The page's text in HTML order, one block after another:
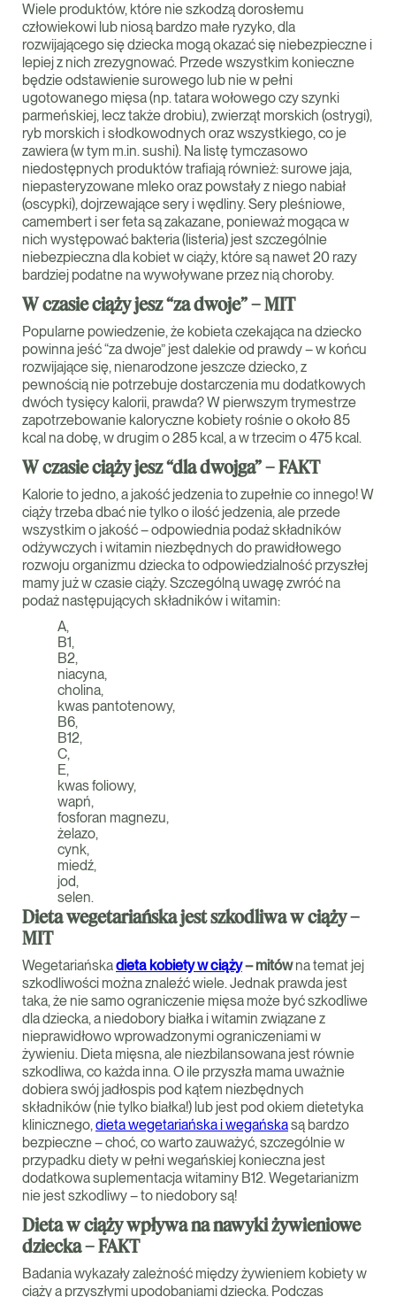
Wiele produktów, które nie szkodzą dorosłemu
człowiekowi lub niosą bardzo małe ryzyko, dla
rozwijającego się dziecka mogą okazać się niebezpieczne i
lepiej z nich zrezygnować. Przede wszystkim konieczne
będzie odstawienie surowego lub nie w pełni
ugotowanego mięsa (np. tatara wołowego czy szynki
parmeńskiej, lecz także drobiu), zwierząt morskich (ostrygi),
ryb morskich i słodkowodnych oraz wszystkiego, co je
zawiera (w tym m.in. sushi). Na listę tymczasowo
niedostępnych produktów trafiają również: surowe jaja,
niepasteryzowane mleko oraz powstały z niego nabiał
(oscypki), dojrzewające sery i wędliny. Sery pleśniowe,
camembert i ser feta są zakazane, ponieważ mogąca w
nich występować bakteria (listeria) jest szczególnie
niebezpieczna dla kobiet w ciąży, które są nawet 20 razy
bardziej podatne na wywoływane przez nią choroby.
W czasie ciąży jesz “za dwoje” – MIT
Popularne powiedzenie, że kobieta czekająca na dziecko
powinna jeść “za dwoje” jest dalekie od prawdy – w końcu
rozwijające się, nienarodzone jeszcze dziecko, z
pewnością nie potrzebuje dostarczenia mu dodatkowych
dwóch tysięcy kalorii, prawda? W pierwszym trymestrze
zapotrzebowanie kaloryczne kobiety rośnie o około 85
kcal na dobę, w drugim o 285 kcal, a w trzecim o 475 kcal.
W czasie ciąży jesz “dla dwojga” – FAKT
Kalorie to jedno, a jakość jedzenia to zupełnie co innego! W
ciąży trzeba dbać nie tylko o ilość jedzenia, ale przede
wszystkim o jakość – odpowiednia podaż składników
odżywczych i witamin niezbędnych do prawidłowego
rozwoju organizmu dziecka to odpowiedzialność przyszłej
mamy już w czasie ciąży. Szczególną uwagę zwróć na
podaż następujących składników i witamin:
A,
B1,
B2,
niacyna,
cholina,
kwas pantotenowy,
B6,
B12,
C,
E,
kwas foliowy,
wapń,
fosforan magnezu,
żelazo,
cynk,
miedź,
jod,
selen.
Dieta wegetariańska jest szkodliwa w ciąży –
MIT
Wegetariańskadieta kobiety w ciąży– mitówna temat jej
szkodliwości można znaleźć wiele. Jednak prawda jest
taka, że nie samo ograniczenie mięsa może być szkodliwe
dla dziecka, a niedobory białka i witamin związane z
nieprawidłowo wprowadzonymi ograniczeniami w
żywieniu. Dieta mięsna, ale niezbilansowana jest równie
szkodliwa, co każda inna. O ile przyszła mama uważnie
dobiera swój jadłospis pod kątem niezbędnych
składników (nie tylko białka!) lub jest pod okiem dietetyka
klinicznego,dieta wegetariańska i wegańskasą bardzo
bezpieczne – choć, co warto zauważyć, szczególnie w
przypadku diety w pełni wegańskiej konieczna jest
dodatkowa suplementacja witaminy B12. Wegetarianizm
nie jest szkodliwy – to niedobory są!
Dieta w ciąży wpływa na nawyki żywieniowe
dziecka – FAKT
Badania wykazały zależność między żywieniem kobiety w
ciąży a przyszłymi upodobaniami dziecka. Podczas